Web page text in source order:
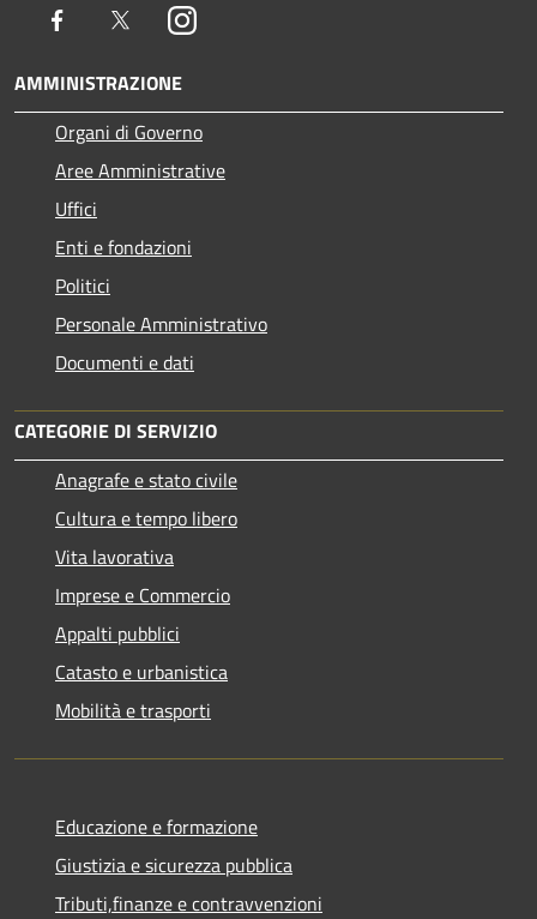
Facebook TwitterInstagram
AMMINISTRAZIONE
Organi di Governo
Aree Amministrative
Uffici
Enti e fondazioni
Politici
Personale Amministrativo
Documenti e dati
CATEGORIE DI SERVIZIO
Anagrafe e stato civile
Cultura e tempo libero
Vita lavorativa
Imprese e Commercio
Appalti pubblici
Catasto e urbanistica
Mobilità e trasporti
Educazione e formazione
Giustizia e sicurezza pubblica
Tributi,finanze e contravvenzioni